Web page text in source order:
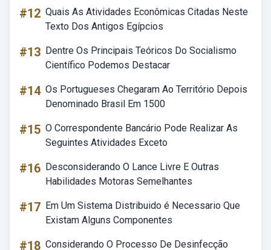
#12 Quais As Atividades Econômicas Citadas Neste
Texto Dos Antigos Egípcios
#13 Dentre Os Principais Teóricos Do Socialismo
Científico Podemos Destacar
#14 Os Portugueses Chegaram Ao Território Depois
Denominado Brasil Em 1500
#15 O Correspondente Bancário Pode Realizar As
Seguintes Atividades Exceto
#16 Desconsiderando O Lance Livre E Outras
Habilidades Motoras Semelhantes
#17 Em Um Sistema Distribuido é Necessario Que
Existam Alguns Componentes
#18 Considerando O Processo De Desinfecção